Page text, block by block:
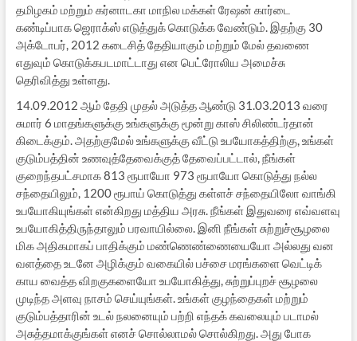
தமிழகம் மற்றும் கர்னாடகா மாநில மக்கள் ரேஷன் கார்டை
கண்டிப்பாக ஜெராக்ஸ் எடுத்துக் கொடுக்க வேண்டும். இதற்கு 30
அக்டோபர், 2012 கடைசித் தேதியாகும் மற்றும் மேல் தவணை
எதுவும் கொடுக்கபடமாட்டாது என பெட்ரோலிய அமைச்சு
தெரிவித்து உள்ளது.
14.09.2012 ஆம் தேதி முதல் அடுத்த ஆண்டு 31.03.2013 வரை
சுமார் 6 மாதங்களுக்கு உங்களுக்கு மூன்று காஸ் சிலிண்டர்தான்
கிடைக்கும். அதற்குமேல் உங்களுக்கு வீட்டு உபயோகத்திற்கு, உங்கள்
குடும்பத்தின் உணவுத்தேவைக்குத் தேவைப்பட்டால், நீங்கள்
குறைந்தபட்சமாக 813 ரூபாயோ 973 ரூபாயோ கொடுத்து நல்ல
சந்தையிலும், 1200 ரூபாய் கொடுத்து கள்ளச் சந்தையிலோ வாங்கி
உபயோகியுங்கள் என்கிறது மத்திய அரசு. நீங்கள் இதுவரை எவ்வளவு
உபயோகித்திருந்தாலும் பரவாயில்லை. இனி நீங்கள் சுற்றுச்சூழலை
மிக அதிகமாகப் பாதிக்கும் மண்ணெண்ணையையோ அல்லது வன
வளத்தை உடனே அழிக்கும் வகையில் பச்சை மரங்களை வெட்டிக்
காய வைத்த விறகுகளையோ உபயோகித்து, சுற்றுப்புறச் சூழலை
முடிந்த அளவு நாசம் செய்யுங்கள். உங்கள் குழந்தைகள் மற்றும்
குடும்பத்தாரின் உடல் நலனையும் பற்றி எந்தக் கவலையும் படாமல்
அசுத்தமாக்குங்கள் எனச் சொல்லாமல் சொல்கிறது. அது போக